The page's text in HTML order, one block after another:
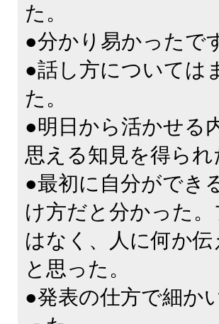
た。
●分かり易かったで
●話し方については
た。
●明日から活かせる
思える知見を得られ
●最初に自分ができ
け方だと分かった
はなく、人に何か
と思った。
●発表の仕方で細か